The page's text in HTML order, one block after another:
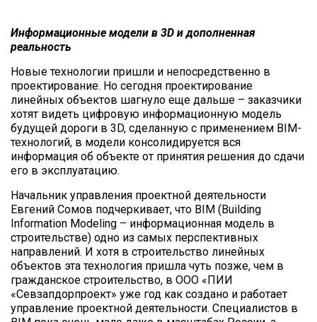
Информационные модели в 3D и дополненная
реальность
Новые технологии пришли и непосредственно в
проектирование. Но сегодня проектирование
линейных объектов шагнуло еще дальше – заказчики
хотят видеть цифровую информационную модель
будущей дороги в 3D, сделанную с применением BIM-
технологий, в модели консолидируется вся
информация об объекте от принятия решения до сдачи
его в эксплуатацию.
Начальник управления проектной деятельности
Евгений Сомов подчеркивает, что BIM (Building
Information Modeling – информационная модель в
строительстве) одно из самых перспективных
направлений. И хотя в строительство линейных
объектов эта технология пришла чуть позже, чем в
гражданское строительство, в ООО «ПИИ
«Севзапдорпроект» уже год как создано и работает
управление проектной деятельности. Специалистов в